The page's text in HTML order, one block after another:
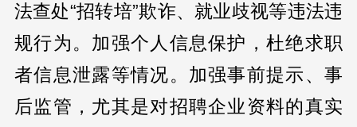
法查处“招转培”欺诈、就业歧视等违法违
规行为。加强个人信息保护，杜绝求职
者信息泄露等情况。加强事前提示、事
后监管，尤其是对招聘企业资料的真实